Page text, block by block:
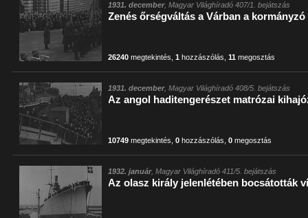
1931. december, Magyar Világhíradó 407/1. bejátszás
Zenés őrségváltás a Várban a
26240 megtekintés ,1 hozzászólás ,11 megosztás
1931. december, Magyar Világhíradó 408/5. bejátszás
Az angol haditengerészet matrózai
10749 megtekintés ,0 hozzászólás ,0 megosztás
1932. január, Magyar Világhíradó 411/5. bejátszás
Az olasz király jelenlétében bocsátották